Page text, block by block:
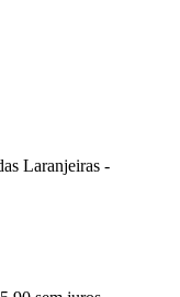
Laranjeiras -